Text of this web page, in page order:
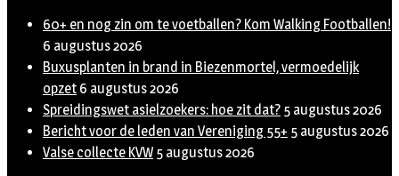
60+ en nog zin om te voetballen? Kom Walking Footballen!
6 augustus 2026
Buxusplanten in brand in Biezenmortel, vermoedelijk
opzet 6 augustus 2026
Spreidingswet asielzoekers: hoe zit dat? 5 augustus 2026
Bericht voor de leden van Vereniging 55+ 5 augustus 2026
Valse collecte KVW 5 augustus 2026